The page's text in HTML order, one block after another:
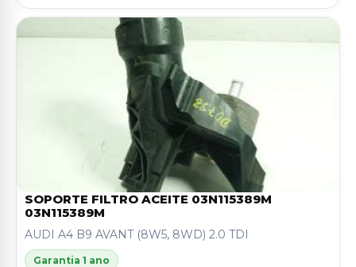
SOPORTE FILTRO ACEITE 03N115389M
03N115389M
AUDI A4 B9 AVANT (8W5, 8WD) 2.0 TDI
Garantia 1 ano